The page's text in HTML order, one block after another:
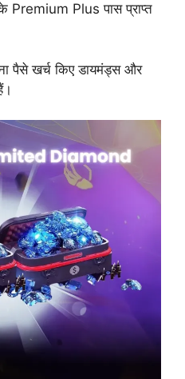
Plus पास प्राप्त
पैसे खर्च किए डायमंड्स और